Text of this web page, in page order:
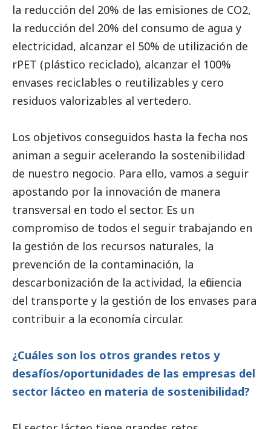
la reducción del 20% de las emisiones de CO2,
la reducción del 20% del consumo de agua y
electricidad, alcanzar el 50% de utilización de
rPET (plástico reciclado), alcanzar el 100%
envases reciclables o reutilizables y cero
residuos valorizables al vertedero.
Los objetivos conseguidos hasta la fecha nos
animan a seguir acelerando la sostenibilidad
de nuestro negocio. Para ello, vamos a seguir
apostando por la innovación de manera
transversal en todo el sector. Es un
compromiso de todos el seguir trabajando en
la gestión de los recursos naturales, la
prevención de la contaminación, la
descarbonización de la actividad, la eficiencia
del transporte y la gestión de los envases para
contribuir a la economía circular.
¿Cuáles son los otros grandes retos y
desafíos/oportunidades de las empresas del
sector lácteo en materia de sostenibilidad?